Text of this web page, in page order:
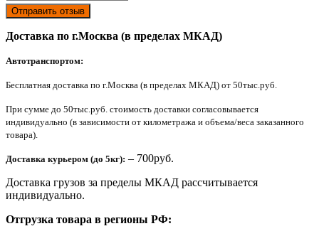
Отправить отзыв
Доставка по г.Москва (в пределах МКАД)
Автотранспортом:
Бесплатная доставка по г.Москва (в пределах МКАД) от 50тыс.руб.
При сумме до 50тыс.руб. стоимость доставки согласовывается
индивидуально (в зависимости от километража и объема/веса заказанного
товара).
Доставка курьером (до 5кг): – 700руб.
Доставка грузов за пределы МКАД рассчитывается
индивидуально.
Отгрузка товара в регионы РФ: